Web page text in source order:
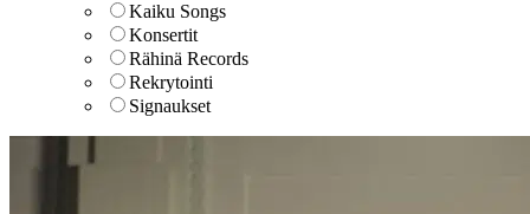
Kaiku Songs
Konsertit
Rähinä Records
Rekrytointi
Signaukset